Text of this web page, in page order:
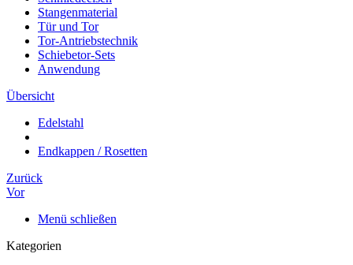
Stangenmaterial
Tür und Tor
Tor-Antriebstechnik
Schiebetor-Sets
Anwendung
Übersicht
Edelstahl
Endkappen / Rosetten
Zurück
Vor
Menü schließen
Kategorien